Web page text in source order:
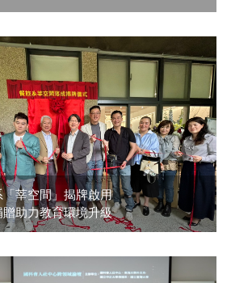
莘空間」揭牌啟用
贈助力教育環境升級